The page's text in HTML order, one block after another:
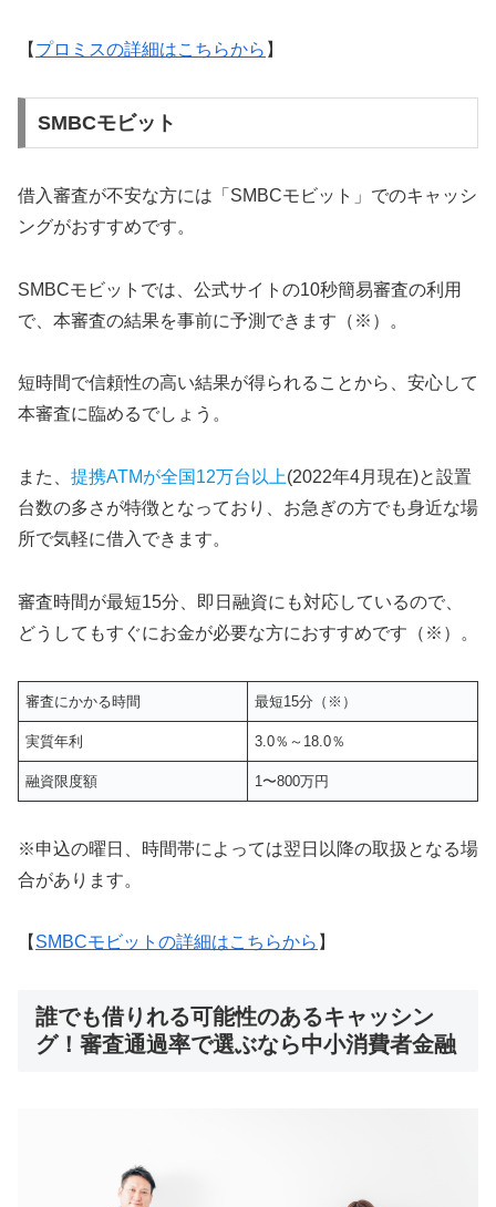
【 プロミスの詳細はこちらから 】
SMBCモビット
借入審査が不安な方には「SMBCモビット」でのキャッシ
ングがおすすめです。
SMBCモビットでは、公式サイトの10秒簡易審査の利用
で、本審査の結果を事前に予測できます（※）。
短時間で信頼性の高い結果が得られることから、安心して
本審査に臨めるでしょう。
また、 提携ATMが全国12万台以上(2022年4月現在)と設置
台数の多さが特徴となっており、お急ぎの方でも身近な場
所で気軽に借入できます。
審査時間が最短15分、即日融資にも対応しているので、
どうしてもすぐにお金が必要な方におすすめです（※）。
審査にかかる時間 最短15分（※）
実質年利 3.0％～18.0％
融資限度額 1〜800万円
※申込の曜日、時間帯によっては翌日以降の取扱となる場
合があります。
【 SMBCモビットの詳細はこちらから 】
誰でも借りれる可能性のあるキャッシン
グ！審査通過率で選ぶなら中小消費者金融